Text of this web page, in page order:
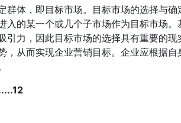
群体，即目标市场。目标市场的选择与确
的某一个或几个子市场作为目标市场。
力，因此目标市场的选择具有重要的现
，从而实现企业营销目标。企业应根据自